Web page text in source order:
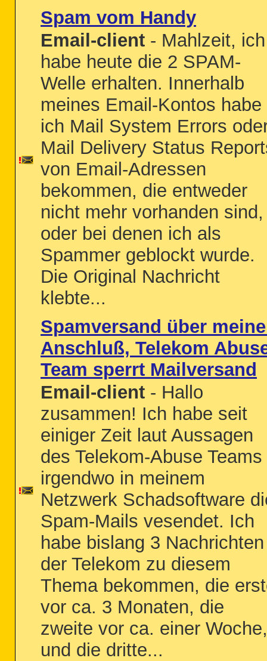
Spam vom Handy
Email-client - Mahlzeit, ich
habe heute die 2 SPAM-
Welle erhalten. Innerhalb
meines Email-Kontos habe
ich Mail System Errors
Mail Delivery Status
von Email-Adressen
bekommen, die entweder
nicht mehr vorhanden sind,
oder bei denen ich als
Spammer geblockt wurde.
Die Original Nachricht
klebte...
Spamversand über
Anschluß, Telekom
Team sperrt Mailversand
Email-client - Hallo
zusammen! Ich habe seit
einiger Zeit laut Aussagen
des Telekom-Abuse Teams
irgendwo in meinem
Netzwerk Schadsoftware
Spam-Mails vesendet. Ich
habe bislang 3 Nachrichten
der Telekom zu diesem
Thema bekommen, die
vor ca. 3 Monaten, die
zweite vor ca. einer Woche,
und die dritte...